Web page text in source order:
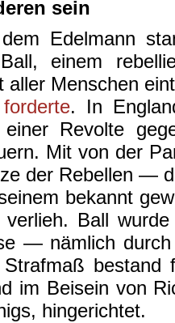
sein
Edelmann
einem
aller Menschen
forderte. In
Revolte
Mit von der
der Rebellen —
bekannt
verlieh. Ball
— nämlich durch
Strafmaß
im Beisein von
hingerichtet.